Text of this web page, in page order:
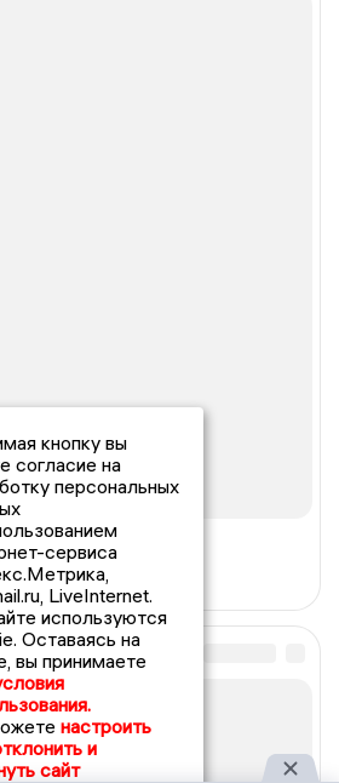
кнопку вы
согласие на
персональных
сервиса
LiveInternet.
используются
Оставаясь на
вы принимаете
настроить
и
сайт